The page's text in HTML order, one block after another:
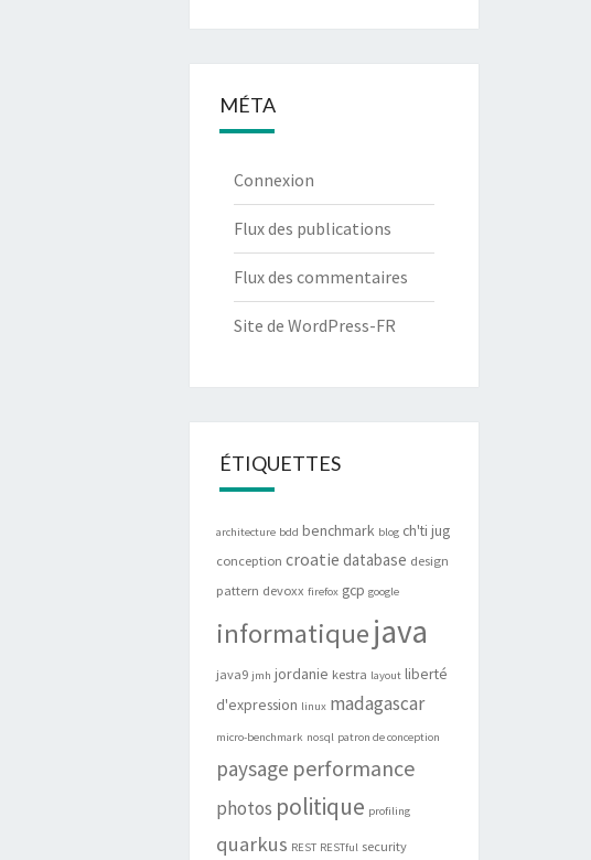
MÉTA
Connexion
Flux des publications
Flux des commentaires
Site de WordPress-FR
ÉTIQUETTES
architecture bdd benchmark blog ch'ti jug
conception croatie database design
pattern devoxx firefox gcp google
informatiquejava
java9 jmh jordanie kestra layout liberté
d'expression linux madagascar
micro-benchmark nosql patron de conception
paysage performance
photos politique profiling
quarkus REST RESTful security